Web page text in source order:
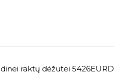
raktų dėžutei 5426EURD